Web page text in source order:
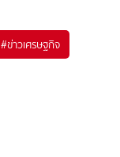
#ข่าวเศรษฐกิจ